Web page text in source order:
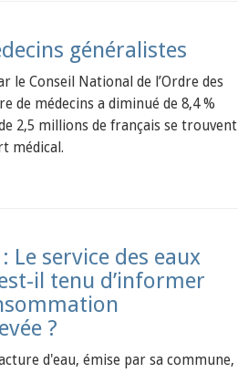
généralistes
le Conseil National de l’Ordre des
de médecins a diminué de 8,4 %
2,5 millions de français se trouvent
médical.
Le service des eaux
il tenu d’informer
?
d'eau, émise par sa commune,